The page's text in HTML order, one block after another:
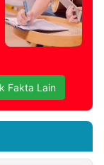
Fakta Lain